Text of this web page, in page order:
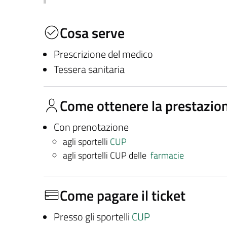
Cosa serve
Prescrizione del medico
Tessera sanitaria
Come ottenere la
Con prenotazione
agli sportelli CUP
agli sportelli CUP delle farmacie
Come pagare il ticket
Presso gli sportelli CUP